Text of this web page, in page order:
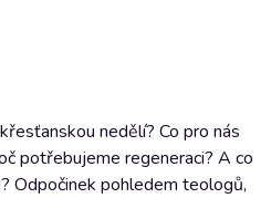
nedělí? Co pro nás
potřebujeme regeneraci? A co
Odpočinek pohledem teologů,